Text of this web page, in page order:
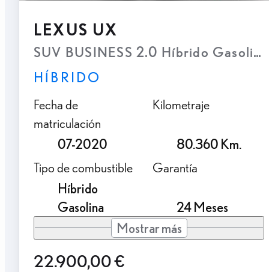
LEXUS UX
SUV BUSINESS 2.0 Híbrido
HÍBRIDO
Fecha de
matriculación
07-2020
Kilometraje
80.360 Km.
Tipo de combustible
Híbrido
Gasolina
Garantía
24 Meses
Mostrar más
22.900,00 €